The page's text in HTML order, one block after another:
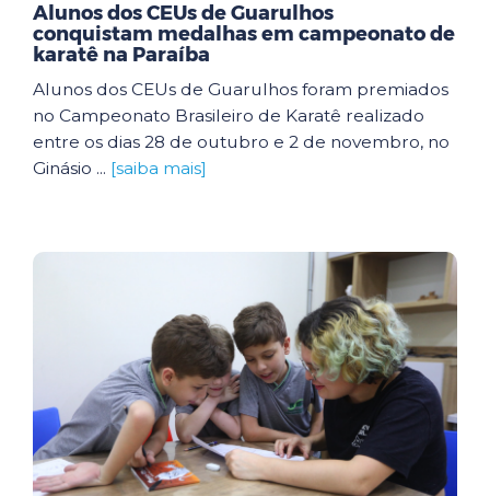
Alunos dos CEUs de Guarulhos
conquistam medalhas em campeonato de
karatê na Paraíba
Alunos dos CEUs de Guarulhos foram premiados
no Campeonato Brasileiro de Karatê realizado
entre os dias 28 de outubro e 2 de novembro, no
Ginásio ... [saiba mais]